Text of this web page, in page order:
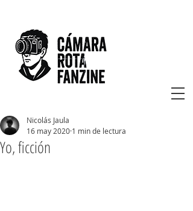
Yo, ficción
Nicolás Jaula
16 may 2020 1 min de lectura